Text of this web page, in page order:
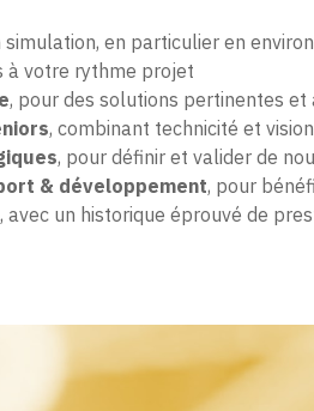
simulation, en particulier en
à votre rythme projet
, pour des solutions pertinentes
, combinant technicité et vision
, pour définir et valider de
& développement, pour
, avec un historique éprouvé de